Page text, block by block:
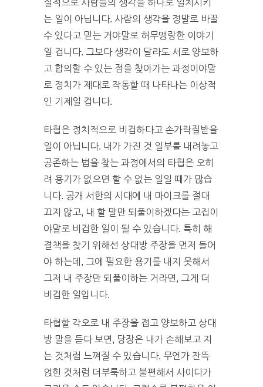
질적으로 사람들의 생각을 하나로 일치시키
는 일이 아닙니다. 사람의 생각을 정말로 바꿀
수 있다고 믿는 거야말로 허무맹랑한 이야기
일 겁니다. 그보다 생각이 달라도 서로 양보하
고 합의할 수 있는 점을 찾아가는 과정이야말
로 정치가 제대로 작동할 때 나타나는 이상적
인 기제일 겁니다.
타협은 정치적으로 비겁하다고 손가락질받을
일이 아닙니다. 내가 가진 것 일부를 내려놓고
공존하는 법을 찾는 과정에서의 타협은 오히
려 용기가 없으면 할 수 없는 일일 때가 많습
니다. 공개 서한의 시대에 내 마이크를 절대
끄지 않고, 내 할 말만 되풀이하겠다는 고집이
야말로 비겁한 일이 될 수 있습니다. 특히 해
결책을 찾기 위해선 상대방 주장을 먼저 들어
야 하는데, 그에 필요한 용기를 내지 못해서
그저 내 주장만 되풀이하는 거라면, 그게 더
비겁한 일입니다.
타협할 각오로 내 주장을 접고 양보하고 상대
방 말을 듣다 보면, 당장은 내가 손해보고 지
는 것처럼 느껴질 수 있습니다. 무언가 잔뜩
얹힌 것처럼 더부룩하고 불편해서 사이다가